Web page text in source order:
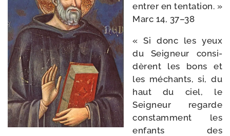
entrer en ten­ta­tion. »
Marc 14, 37–38
« Si donc les yeux
du Seigneur consi­
dèrent les bons et
les méchants, si, du
haut du ciel, le
Seigneur regarde
constam­ment les
enfants des